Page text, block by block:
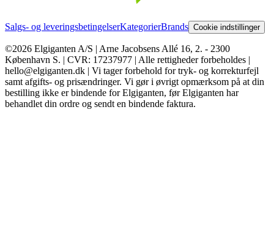
Salgs- og leveringsbetingelserKategorierBrands Cookie indstillinger
©2026 Elgiganten A/S | Arne Jacobsens Allé 16, 2. - 2300
København S. | CVR: 17237977 | Alle rettigheder forbeholdes |
hello@elgiganten.dk | Vi tager forbehold for tryk- og korrekturfejl
samt afgifts- og prisændringer. Vi gør i øvrigt opmærksom på at din
bestilling ikke er bindende for Elgiganten, før Elgiganten har
behandlet din ordre og sendt en bindende faktura.